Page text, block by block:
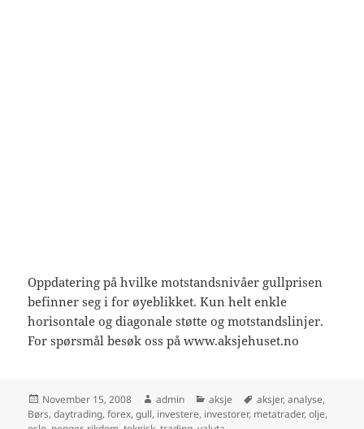
Oppdatering på hvilke motstandsnivåer gullprisen
befinner seg i for øyeblikket. Kun helt enkle
horisontale og diagonale støtte og motstandslinjer.
For spørsmål besøk oss på www.aksjehuset.no
Posted
on
November 15, 2008 Author
admin Categories
aksje Tags
aksjer,analyse,
Børs,daytrading,forex,gull, investere, investorer, metatrader,olje,